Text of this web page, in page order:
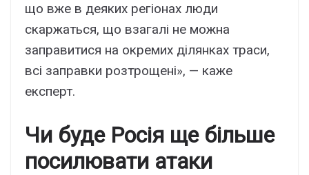
що вже в деяких регіонах люди
скаржаться, що взагалі не можна
заправитися на окремих ділянках траси,
всі заправки розтрощені», — каже
експерт.
Чи буде Росія ще більше
посилювати атаки